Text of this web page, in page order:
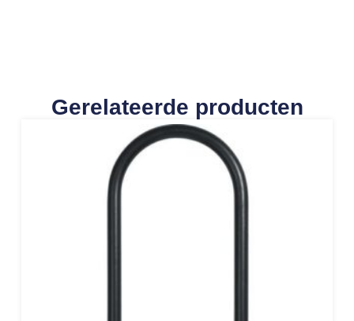
Gerelateerde producten